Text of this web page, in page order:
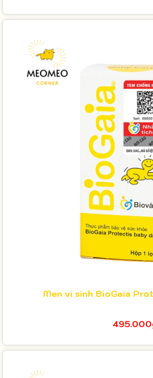
Men vi sinh BioGaia